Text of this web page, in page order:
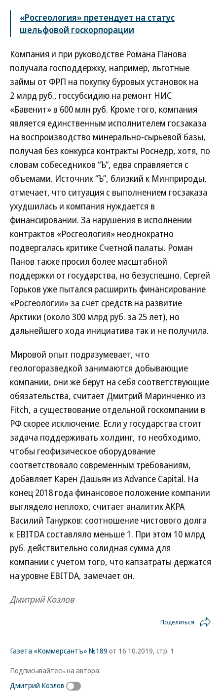
«Росгеология» претендует на статус
шельфовой госкорпорации
Компания и при руководстве Романа Панова
получала господдержку, например, льготные
займы от ФРП на покупку буровых установок на
2 млрд руб., госсубсидию на ремонт НИС
«Бавенит» в 600 млн руб. Кроме того, компания
является единственным исполнителем госзаказа
на воспроизводство минерально-сырьевой базы,
получая без конкурса контракты Роснедр, хотя, по
словам собеседников “Ъ”, едва справляется с
объемами. Источник “Ъ”, близкий к Минприроды,
отмечает, что ситуация с выполнением госзаказа
ухудшилась и компания нуждается в
финансировании. За нарушения в исполнении
контрактов «Росгеология» неоднократно
подвергалась критике Счетной палаты. Роман
Панов также просил более масштабной
поддержки от государства, но безуспешно. Сергей
Горьков уже пытался расширить финансирование
«Росгеологии» за счет средств на развитие
Арктики (около 300 млрд руб. за 25 лет), но
дальнейшего хода инициатива так и не получила.
Мировой опыт подразумевает, что
геологоразведкой занимаются добывающие
компании, они же берут на себя соответствующие
обязательства, считает Дмитрий Маринченко из
Fitch, а существование отдельной госкомпании в
РФ скорее исключение. Если у государства стоит
задача поддерживать холдинг, то необходимо,
чтобы геофизическое оборудование
соответствовало современным требованиям,
добавляет Карен Дашьян из Advance Capital. На
конец 2018 года финансовое положение компании
выглядело неплохо, считает аналитик АКРА
Василий Танурков: соотношение чистового долга
к EBITDA составляло меньше 1. При этом 10 млрд
руб. действительно солидная сумма для
компании с учетом того, что капзатраты держатся
на уровне EBITDA, замечает он.
Дмитрий Козлов
Поделиться
Газета «Коммерсантъ» №189 от 16.10.2019, стр. 1
Подписывайтесь на автора:
Дмитрий Козлов